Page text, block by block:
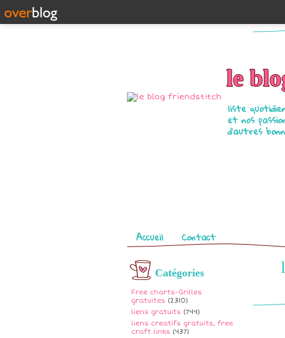
le
liste
et nos
d'autres
Pages
Accueil Contact
Catégories
Free charts-Grilles
gratuites (2310)
liens gratuits (744)
liens creatifs gratuits, free
craft links (437)